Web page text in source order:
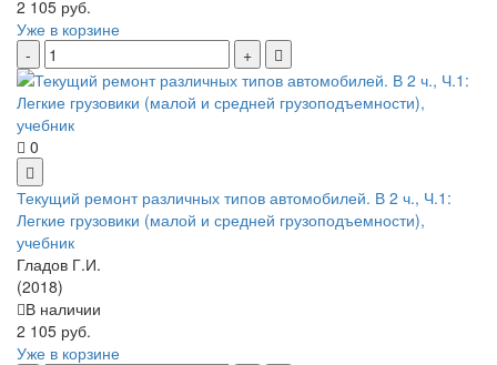
2 105 руб.
Уже в корзине
0
Текущий ремонт различных типов автомобилей. В 2 ч., Ч.1:
Легкие грузовики (малой и средней грузоподъемности),
учебник
Гладов Г.И.
(2018)
В наличии
2 105 руб.
Уже в корзине